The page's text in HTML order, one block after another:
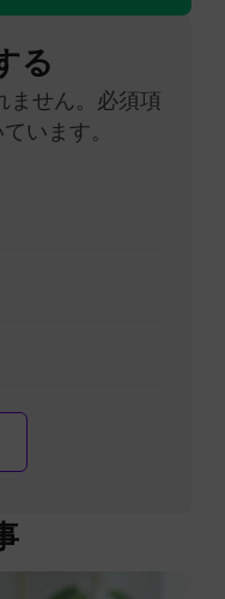
る
ません。必須項
います。